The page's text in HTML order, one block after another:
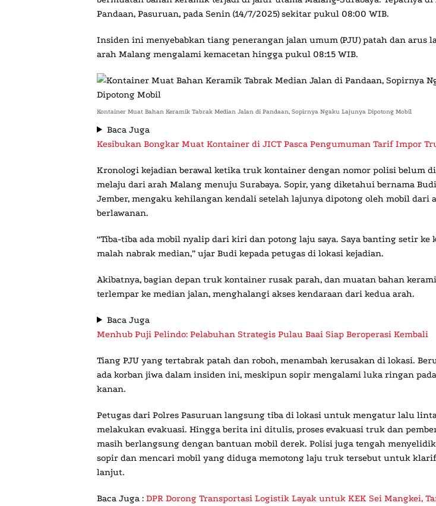
Pandaan, Pasuruan, pada Senin (14/7/2025) sekitar pukul 08:00 WIB.
Insiden ini menyebabkan tiang penerangan jalan umum (PJU) patah dan arus
arah Malang mengalami kemacetan hingga pukul 08:15 WIB.
Kontainer Muat Bahan Keramik Tabrak Median Jalan di Pandaan, Sopirnya Ngaku Lajunya Dipotong Mobil
Baca Juga
Kesibukan Bongkar Muat Kontainer di JICT Pasca Pengumuman Tarif Impor
Kronologi kejadian berawal ketika truk kontainer dengan nomor polisi belum
melaju dari arah Malang menuju Surabaya. Sopir, yang diketahui bernama Budi
Jember, mengaku kehilangan kendali setelah lajunya dipotong oleh mobil dari
berlawanan.
“Tiba-tiba ada mobil nyalip dari kiri dan potong laju saya. Saya banting setir ke
malah nabrak median,” ujar Budi kepada petugas di lokasi kejadian.
Akibatnya, bagian depan truk kontainer rusak parah, dan muatan bahan
terlempar ke median jalan, menghalangi akses kendaraan dari kedua arah.
Baca Juga
Menhub Puji Pelindo: Pelabuhan Strategis Pulau Baai Siap Beroperasi Kembali
Tiang PJU yang tertabrak patah dan roboh, menambah kerusakan di lokasi.
ada korban jiwa dalam insiden ini, meskipun sopir mengalami luka ringan
kanan.
Petugas dari Polres Pasuruan langsung tiba di lokasi untuk mengatur lalu
melakukan evakuasi. Hingga berita ini ditulis, proses evakuasi truk dan
masih berlangsung dengan bantuan mobil derek. Polisi juga tengah
sopir dan mencari mobil yang diduga memotong laju truk tersebut untuk
lanjut.
Baca Juga : DPR Dorong Transportasi Logistik Layak untuk KEK Sei Mangkei,